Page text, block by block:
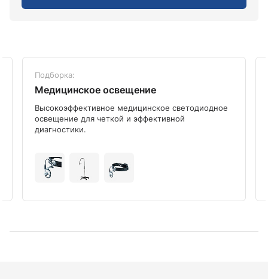
Подборка:
Медицинское освещение
Высокоэффективное медицинское светодиодное
освещение для четкой и эффективной
диагностики.